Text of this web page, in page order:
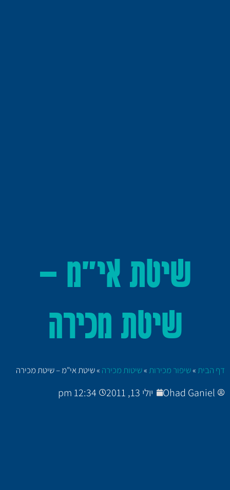
שיטת אי"מ –
שיטת מכירה
דף הבית»שיפור מכירות»שיטות מכירה »שיטת אי"מ – שיטת מכירה
Ohad Ganiel יולי 13, 2011 12:34 pm